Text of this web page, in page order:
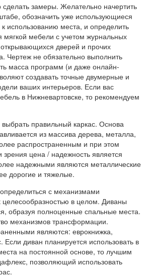
замеры. Желательно начертить
обозначить уже использующиеся
использованию места, и определить
мягкой мебели с учетом журнальных
дверей и прочих
Чертеж не обязательно выполнить
масса программ (и даже онлайн-
создавать точные двумерные и
ваших интерьеров. Если вас
в Нижневартовске, то рекомендуем
правильный каркас. Основа
из массива дерева, металла,
распространенным и при этом
цена / надежность является
надежными являются металлические
дорогие и тяжелые.
с механизмами
в целом. Диваны
образуя полноценные спальные места.
механизмов трансформации.
являются: еврокнижка,
диван планируется использовать в
на постоянной основе, то лучшим
позволяющий использовать